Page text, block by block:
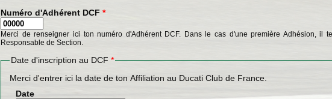
Numéro d'Adhérent DCF*
Merci de renseigner ici ton numéro d'Adhérent DCF. Dans le cas d'une première Adhésion, il
Responsable de Section.
Date d'inscription au DCF*
Merci d'entrer ici la date de ton Affiliation au Ducati Club de France.
Date